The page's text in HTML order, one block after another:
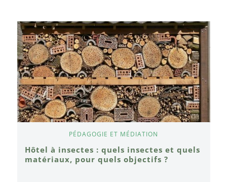
PÉDAGOGIE ET MÉDIATION
Hôtel à insectes : quels insectes et quels
matériaux, pour quels objectifs ?